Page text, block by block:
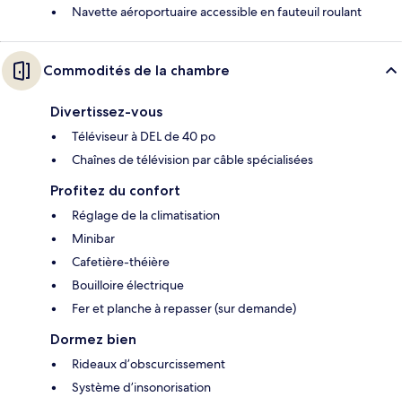
Navette aéroportuaire accessible en fauteuil roulant
Commodités de la chambre
Divertissez-vous
Téléviseur à DEL de 40 po
Chaînes de télévision par câble spécialisées
Profitez du confort
Réglage de la climatisation
Minibar
Cafetière-théière
Bouilloire électrique
Fer et planche à repasser (sur demande)
Dormez bien
Rideaux d’obscurcissement
Système d’insonorisation